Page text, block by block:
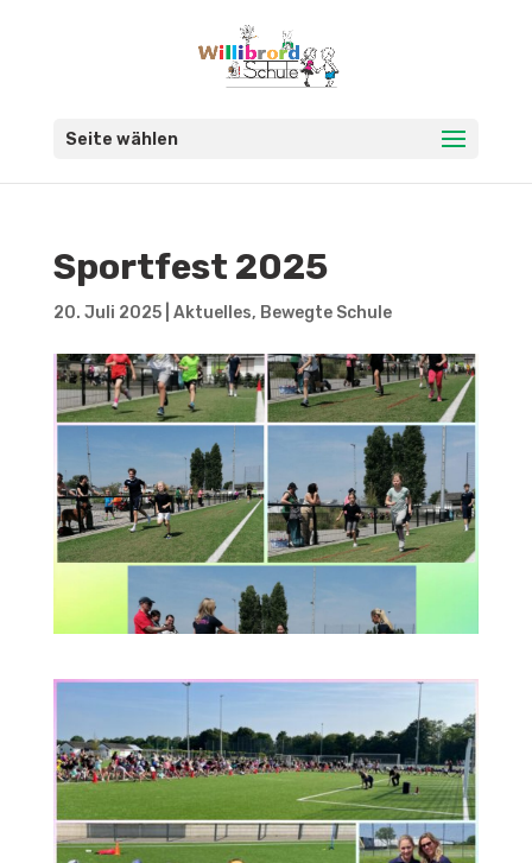
Seite wählen
Sportfest 2025
20. Juli 2025| Aktuelles, Bewegte Schule